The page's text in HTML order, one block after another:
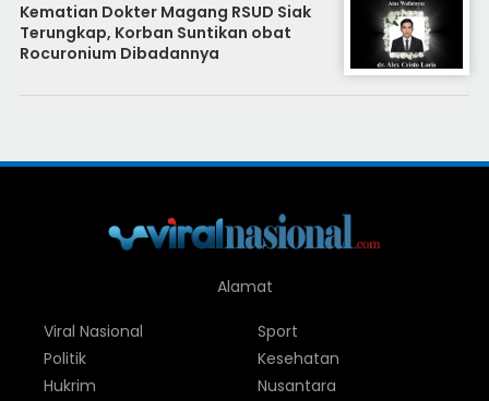
Kematian Dokter Magang RSUD Siak
Terungkap, Korban Suntikan obat
Rocuronium Dibadannya
Alamat
Viral Nasional
Politik
Hukrim
Sport
Kesehatan
Nusantara